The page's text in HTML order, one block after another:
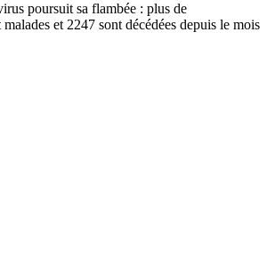
poursuit sa flambée : plus de
et 2247 sont décédées depuis le mois